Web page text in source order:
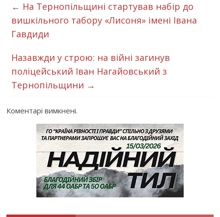
← На Тернопільщині стартував набір до
вишкільного табору «Лисоня» імені Івана
Гавдиди
Назавжди у строю: на війні загинув
поліцейський Іван Нагайовський з
Тернопільщини →
Коментарі вимкнені.